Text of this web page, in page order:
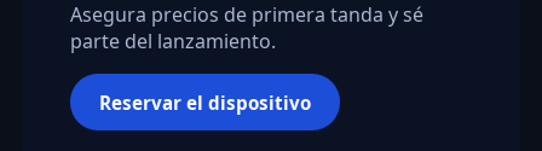
Asegura precios de primera tanda y sé
parte del lanzamiento.
Reservar el dispositivo